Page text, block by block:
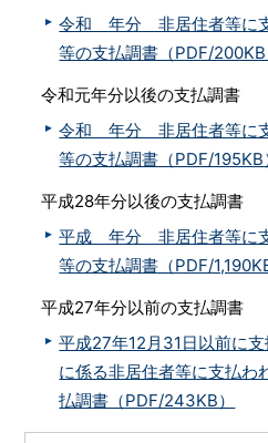
令和 年分 非居住者等に
等の支払調書（PDF/200KB
令和元年分以後の支払調書
令和 年分 非居住者等に
等の支払調書（PDF/195KB
平成28年分以後の支払調書
平成 年分 非居住者等に
等の支払調書（PDF/
平成27年分以前の支払調書
平成27年12月31日以前に
に係る非居住者等に支払わ
払調書（PDF/243KB）